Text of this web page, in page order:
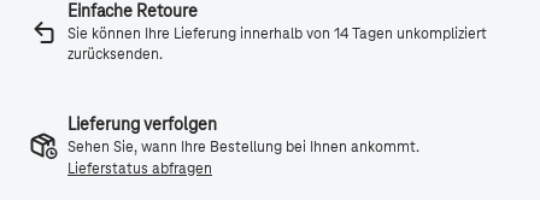
Einfache Retoure
Sie können Ihre Lieferung innerhalb von 14 Tagen unkompliziert
zurücksenden.
Lieferung verfolgen
Sehen Sie, wann Ihre Bestellung bei Ihnen ankommt.
Lieferstatus abfragen